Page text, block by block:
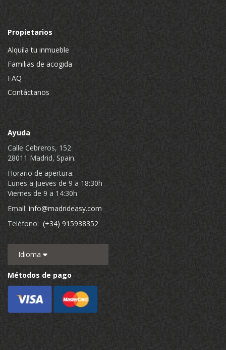
Propietarios
Alquila tu inmueble
Familias de acogida
FAQ
Contáctanos
Ayuda
Calle Cebreros, 152
28011 Madrid, Spain.
Horario de apertura:
Lunes a Jueves de 9 a 18:30h
Viernes de 9 a 14:30h
Email: info@madrideasy.com
Teléfono: (+34) 915938352
Idioma
Métodos de pago